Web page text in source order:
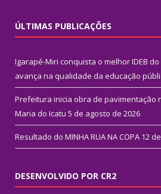
ÚLTIMAS PUBLICAÇÕES
Igarapé-Miri conquista o melhor IDEB
avança na qualidade da educação
Prefeitura inicia obra de pavimentação
Maria do Icatu 5 de agosto de 2026
Resultado do MINHA RUA NA COPA 12
DESENVOLVIDO POR CR2